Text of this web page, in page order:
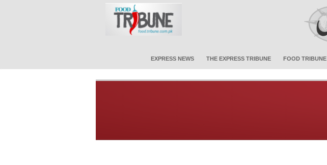
EXPRESS NEWS THE EXPRESS TRIBUNE FOOD TRIBUNE